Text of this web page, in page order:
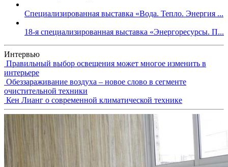
Специализированная выставка «Вода. Тепло. Энергия ...
18-я специализированная выставка «Энергоресурсы. П...
Интервью
Правильный выбор освещения может многое изменить в
интерьере
Обеззараживание воздуха – новое слово в сегменте
очистительной техники
Кен Лианг о современной климатической технике